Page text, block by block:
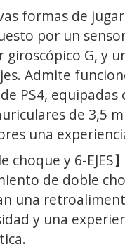
formas de
por un
giroscópico G, y
Admite
PS4,
de 3,5
una
choque y 6-
de doble
una
y una